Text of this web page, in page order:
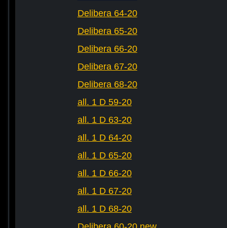
Delibera 64-20
Delibera 65-20
Delibera 66-20
Delibera 67-20
Delibera 68-20
all. 1 D 59-20
all. 1 D 63-20
all. 1 D 64-20
all. 1 D 65-20
all. 1 D 66-20
all. 1 D 67-20
all. 1 D 68-20